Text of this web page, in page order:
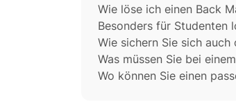
Wie löse ich einen Back
Besonders für Studenten
Wie sichern Sie sich
Was müssen Sie bei
Wo können Sie einen